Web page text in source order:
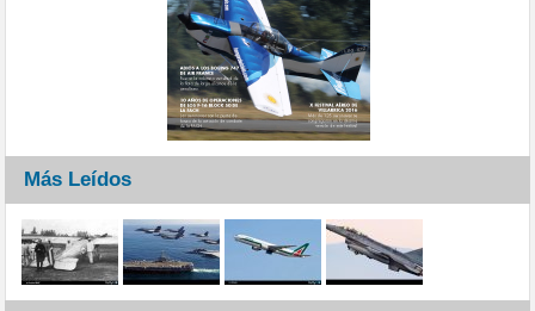
Más Leídos